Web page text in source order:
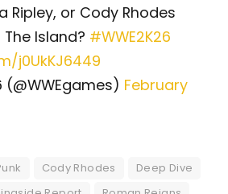
Ripley, or Cody Rhodes
Island? #WWE2K26
j0UkKJ6449
(@WWEgames) February
Cody Rhodes
Deep Dive